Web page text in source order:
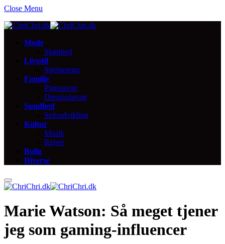
Close Menu
Mode
Skønhed
Livsstil
Stjernetegn
Familie
Pigenavne
Drengenavne
Sundhed
Selvudvikling
Kultur
Musik
Rejser
Bolig
Diverse
Marie Watson: Så meget tjener
jeg som gaming-influencer